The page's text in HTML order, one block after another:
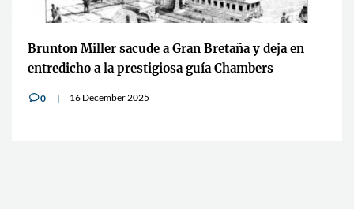
Brunton Miller sacude a Gran Bretaña y deja en
entredicho a la prestigiosa guía Chambers
v0 16 December 2025